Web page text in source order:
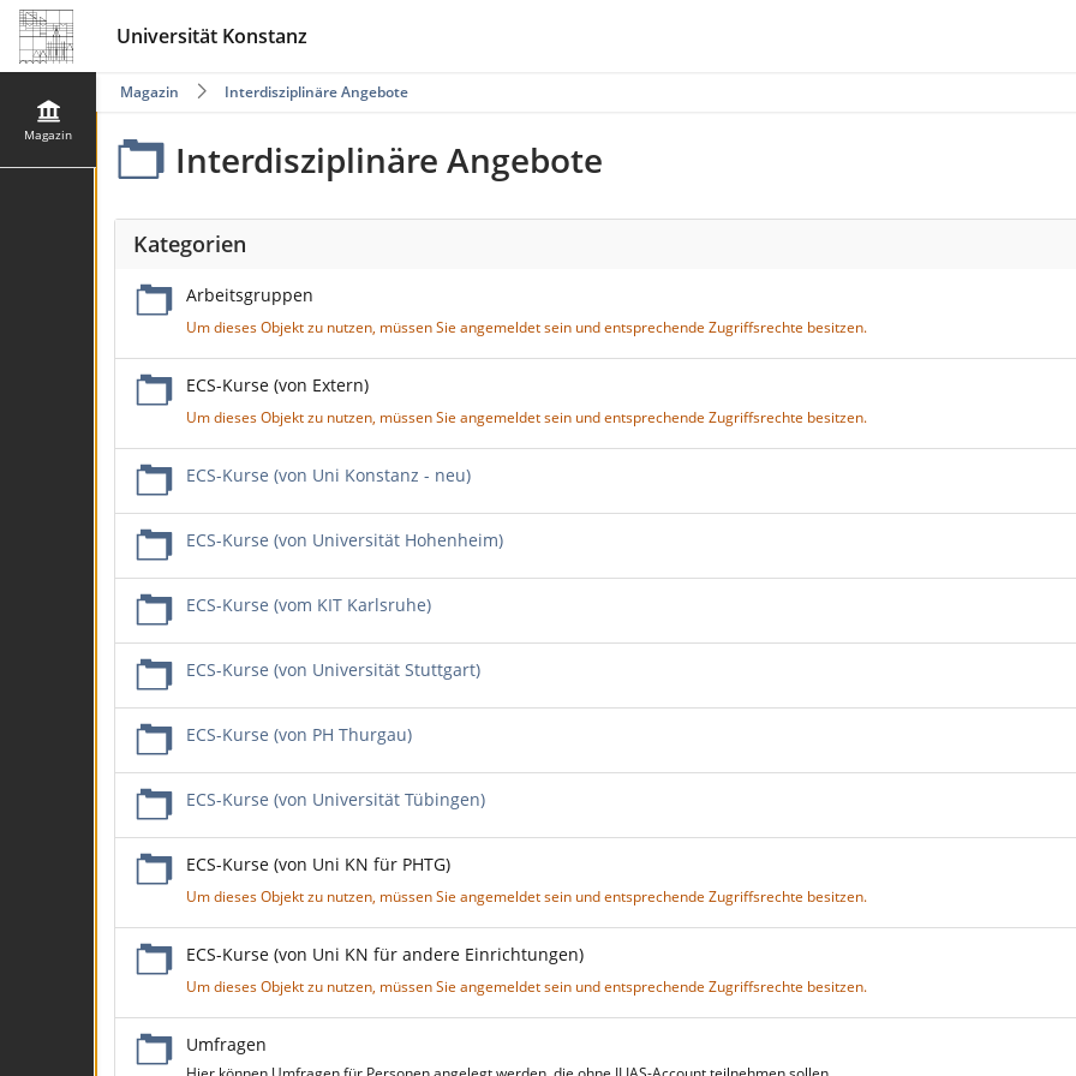
Universität Konstanz
Magazin
Magazin Interdisziplinäre Angebote
Interdisziplinäre Angebote
Kategorien
Arbeitsgruppen
Um dieses Objekt zu nutzen, müssen Sie angemeldet sein und entsprechende Zugriffsrechte besitzen.
ECS-Kurse (von Extern)
Um dieses Objekt zu nutzen, müssen Sie angemeldet sein und entsprechende Zugriffsrechte besitzen.
ECS-Kurse (von Uni Konstanz - neu)
ECS-Kurse (von Universität Hohenheim)
ECS-Kurse (vom KIT Karlsruhe)
ECS-Kurse (von Universität Stuttgart)
ECS-Kurse (von PH Thurgau)
ECS-Kurse (von Universität Tübingen)
ECS-Kurse (von Uni KN für PHTG)
Um dieses Objekt zu nutzen, müssen Sie angemeldet sein und entsprechende Zugriffsrechte besitzen.
ECS-Kurse (von Uni KN für andere Einrichtungen)
Um dieses Objekt zu nutzen, müssen Sie angemeldet sein und entsprechende Zugriffsrechte besitzen.
Umfragen